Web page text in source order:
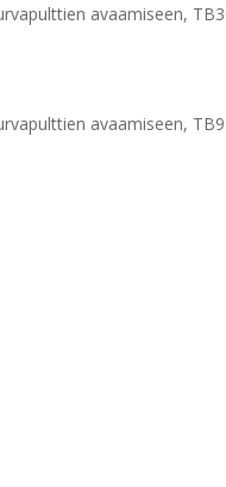
avaamiseen,
avaamiseen, TB9